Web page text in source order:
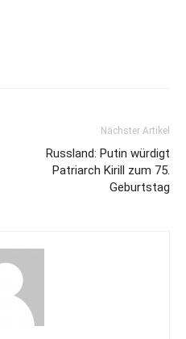
Nächster Artikel
Russland: Putin würdigt
Patriarch Kirill zum 75.
Geburtstag